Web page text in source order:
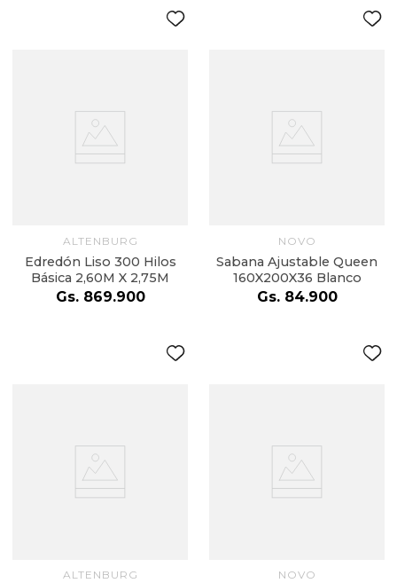
ALTENBURG
Edredón Liso 300 Hilos
Básica 2,60M X 2,75M
Gs. 869.900
NOVO
Sabana Ajustable Queen
160X200X36 Blanco
Gs. 84.900
ALTENBURG NOVO